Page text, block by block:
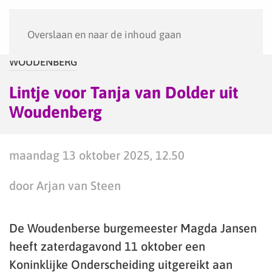
Overslaan en naar de inhoud gaan
WOUDENBERG
Lintje voor Tanja van Dolder uit
Woudenberg
maandag 13 oktober 2025, 12.50
door Arjan van Steen
De Woudenberse burgemeester Magda Jansen
heeft zaterdagavond 11 oktober een
Koninklijke Onderscheiding uitgereikt aan